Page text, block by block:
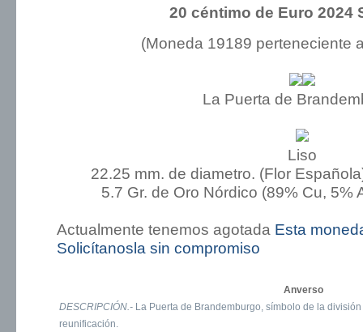
20 céntimo de Euro 2024
(Moneda 19189 perteneciente
La Puerta de
Liso
22.25 mm. de diametro. (Flor
5.7 Gr. de Oro Nórdico (89% Cu, 5%
Actualmente tenemos agotada Esta
Solicítanosla sin compromiso
Anverso
DESCRIPCIÓN.- La Puerta de Brandemburgo, símbolo de la
reunificación.